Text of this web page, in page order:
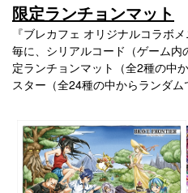
限定ランチョンマット
『ブレカフェ オリジナルコラボ
毎に、シリアルコード（ゲーム
定ランチョンマット（全2種の中
スター（全24種の中からランダム